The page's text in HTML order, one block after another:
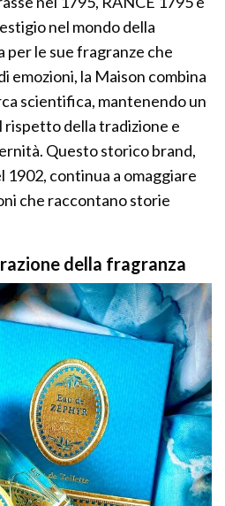
nel mondo della
le sue fragranze che
emozioni, la Maison combina
scientifica, mantenendo un
della tradizione e
Questo storico brand,
continua a omaggiare
che raccontano storie
della fragranza